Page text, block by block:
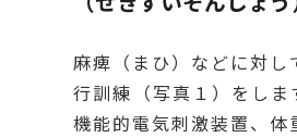
麻痺（まひ）などに対し
行訓練（写真１）をしま
機能的電気刺激装置、体